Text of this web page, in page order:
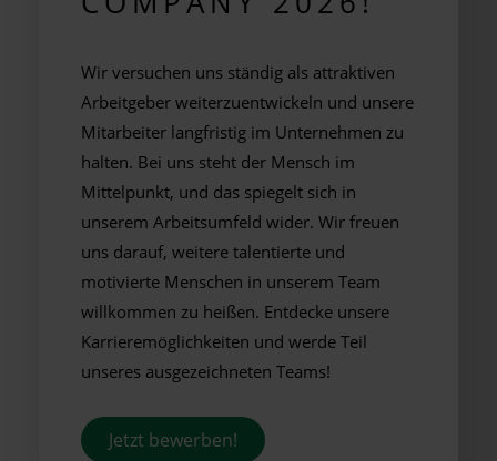
Wir versuchen uns ständig als attraktiven
Arbeitgeber weiterzuentwickeln und unsere
Mitarbeiter langfristig im Unternehmen zu
halten. Bei uns steht der Mensch im
Mittelpunkt, und das spiegelt sich in
unserem Arbeitsumfeld wider. Wir freuen
uns darauf, weitere talentierte und
motivierte Menschen in unserem Team
willkommen zu heißen. Entdecke unsere
Karrieremöglichkeiten und werde Teil
unseres ausgezeichneten Teams!
Jetzt bewerben!